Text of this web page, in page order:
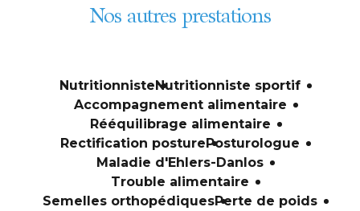
Nos autres prestations
NutritionnisteNutritionniste sportif
Accompagnement alimentaire
Rééquilibrage alimentaire
Rectification posturePosturologue
Maladie d'Ehlers-Danlos
Trouble alimentaire
Semelles orthopédiquesPerte de poids